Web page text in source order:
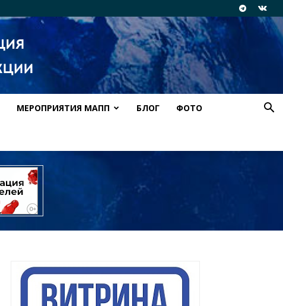
МЕРОПРИЯТИЯ МАПП БЛОГ ФОТО